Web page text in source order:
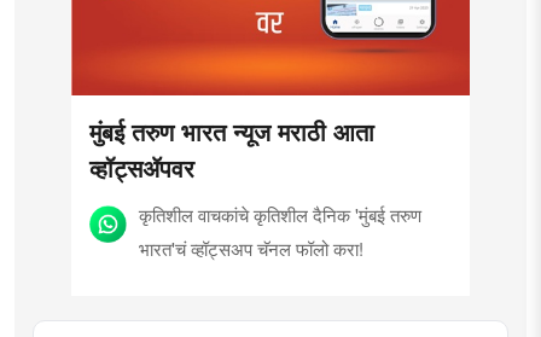
मुंबई तरुण भारत न्यूज मराठी आता
व्हॉट्सॲपवर
कृतिशील वाचकांचे कृतिशील दैनिक 'मुंबई तरुण
भारत'चं व्हॉट्सअप चॅनल फॉलो करा!